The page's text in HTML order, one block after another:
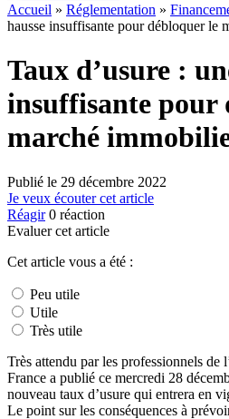
Accueil » Réglementation »
hausse insuffisante pour débloquer le
Taux d’usure :
insuffisante pour
marché
Publié le 29 décembre 2022
Je veux écouter cet article
Réagir 0 réaction
Evaluer cet article
Cet article vous a été :
Peu utile
Utile
Très utile
Très attendu par les professionnels de
France a publié ce mercredi 28
nouveau taux d’usure qui entrera en
Le point sur les conséquences à